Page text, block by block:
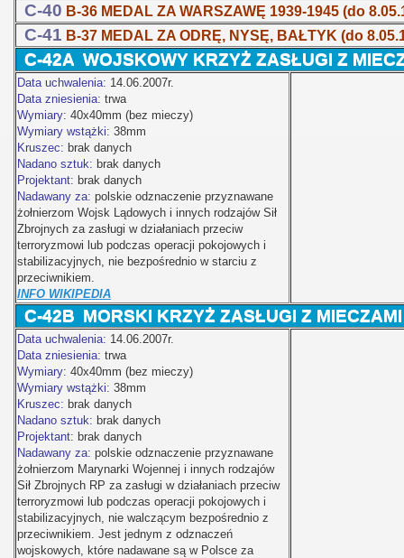
C-40 B-36 MEDAL ZA WARSZAWĘ 1939-1945 (do
C-41 B-37 MEDAL ZA ODRĘ, NYSĘ, BAŁTYK (do
C-42A WOJSKOWY KRZYŻ ZASŁUGI Z
Data uchwalenia: 14.06.2007r.
Data zniesienia: trwa
Wymiary: 40x40mm (bez mieczy)
Wymiary wstążki: 38mm
Kruszec: brak danych
Nadano sztuk: brak danych
Projektant: brak danych
Nadawany za: polskie odznaczenie przyznawane
żołnierzom Wojsk Lądowych i innych rodzajów Sił
Zbrojnych za zasługi w działaniach przeciw
terroryzmowi lub podczas operacji pokojowych i
stabilizacyjnych, nie bezpośrednio w starciu z
przeciwnikiem.
INFO WIKIPEDIA
C-42B MORSKI KRZYŻ ZASŁUGI Z MIECZAMI
Data uchwalenia: 14.06.2007r.
Data zniesienia: trwa
Wymiary: 40x40mm (bez mieczy)
Wymiary wstążki: 38mm
Kruszec: brak danych
Nadano sztuk: brak danych
Projektant: brak danych
Nadawany za: polskie odznaczenie przyznawane
żołnierzom Marynarki Wojennej i innych rodzajów
Sił Zbrojnych RP za zasługi w działaniach przeciw
terroryzmowi lub podczas operacji pokojowych i
stabilizacyjnych, nie walczącym bezpośrednio z
przeciwnikiem. Jest jednym z odznaczeń
wojskowych, które nadawane są w Polsce za